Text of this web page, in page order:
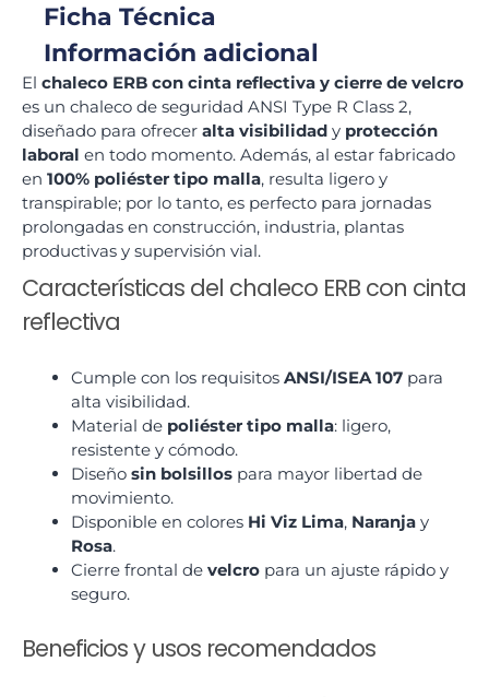
Ficha Técnica
Información adicional
El chaleco ERB con cinta reflectiva y cierre de velcro
es un chaleco de seguridad ANSI Type R Class 2,
diseñado para ofrecer alta visibilidad y protección
laboral en todo momento. Además, al estar fabricado
en 100% poliéster tipo malla, resulta ligero y
transpirable; por lo tanto, es perfecto para jornadas
prolongadas en construcción, industria, plantas
productivas y supervisión vial.
Características del chaleco ERB con cinta
reflectiva
Cumple con los requisitos ANSI/ISEA 107 para
alta visibilidad.
Material de poliéster tipo malla: ligero,
resistente y cómodo.
Diseño sin bolsillos para mayor libertad de
movimiento.
Disponible en colores Hi Viz Lima, Naranja y
Rosa.
Cierre frontal de velcro para un ajuste rápido y
seguro.
Beneficios y usos recomendados